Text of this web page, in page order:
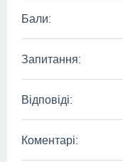
Бали:
Запитання:
Відповіді:
Коментарі: